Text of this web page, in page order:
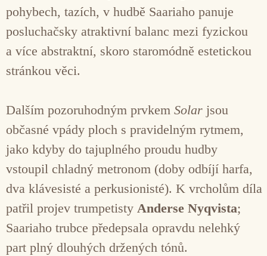
pohybech, tazích, v hudbě Saariaho panuje
posluchačsky atraktivní balanc mezi fyzickou
a více abstraktní, skoro staromódně estetickou
stránkou věci.
Dalším pozoruhodným prvkem Solar jsou
občasné vpády ploch s pravidelným rytmem,
jako kdyby do tajuplného proudu hudby
vstoupil chladný metronom (doby odbíjí harfa,
dva klávesisté a perkusionisté). K vrcholům díla
patřil projev trumpetisty Anderse Nyqvista;
Saariaho trubce předepsala opravdu nelehký
part plný dlouhých držených tónů.